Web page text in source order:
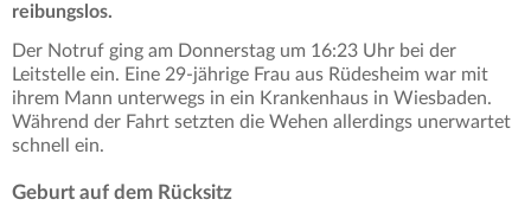
reibungslos.
Der Notruf ging am Donnerstag um 16:23 Uhr bei der
Leitstelle ein. Eine 29-jährige Frau aus Rüdesheim war mit
ihrem Mann unterwegs in ein Krankenhaus in Wiesbaden.
Während der Fahrt setzten die Wehen allerdings unerwartet
schnell ein.
Geburt auf dem Rücksitz